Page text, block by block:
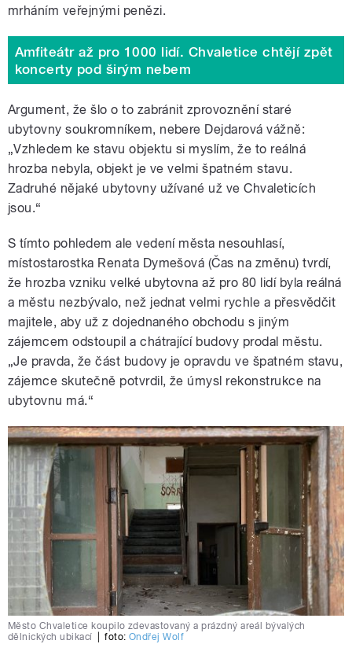
mrháním veřejnými penězi.
Amfiteátr až pro 1000 lidí. Chvaletice chtějí zpět
koncerty pod širým nebem
Argument, že šlo o to zabránit zprovoznění staré
ubytovny soukromníkem, nebere Dejdarová vážně:
„Vzhledem ke stavu objektu si myslím, že to reálná
hrozba nebyla, objekt je ve velmi špatném stavu.
Zadruhé nějaké ubytovny užívané už ve Chvaleticích
jsou.“
S tímto pohledem ale vedení města nesouhlasí,
místostarostka Renata Dymešová (Čas na změnu) tvrdí,
že hrozba vzniku velké ubytovna až pro 80 lidí byla reálná
a městu nezbývalo, než jednat velmi rychle a přesvědčit
majitele, aby už z dojednaného obchodu s jiným
zájemcem odstoupil a chátrající budovy prodal městu.
„Je pravda, že část budovy je opravdu ve špatném stavu,
zájemce skutečně potvrdil, že úmysl rekonstrukce na
ubytovnu má.“
Město Chvaletice koupilo zdevastovaný a prázdný areál bývalých
dělnických ubikací
foto:Ondřej Wolf